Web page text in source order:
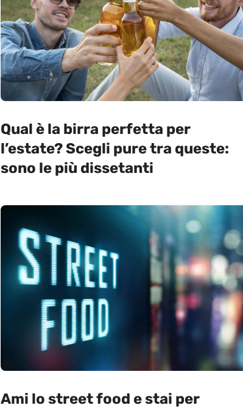
Qual è la birra perfetta per
l’estate? Scegli pure tra queste:
sono le più dissetanti
Ami lo street food e stai per